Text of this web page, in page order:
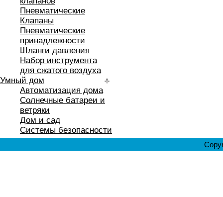
Пневматические
Клапаны
Пневматические
принадлежности
Шланги давления
Набор инструмента
для сжатого воздуха
Умный дом
Автоматизация дома
Солнечные батареи и
ветряки
Дом и сад
Системы безопасности